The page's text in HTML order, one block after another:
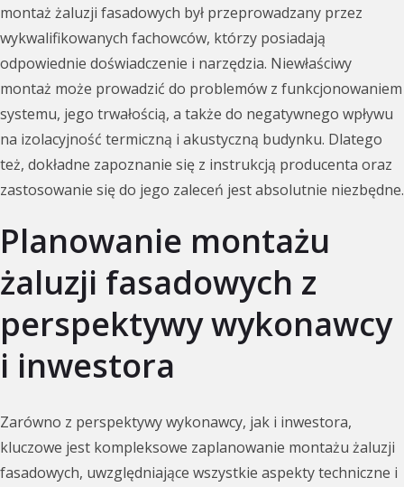
montaż żaluzji fasadowych był przeprowadzany przez
wykwalifikowanych fachowców, którzy posiadają
odpowiednie doświadczenie i narzędzia. Niewłaściwy
montaż może prowadzić do problemów z funkcjonowaniem
systemu, jego trwałością, a także do negatywnego wpływu
na izolacyjność termiczną i akustyczną budynku. Dlatego
też, dokładne zapoznanie się z instrukcją producenta oraz
zastosowanie się do jego zaleceń jest absolutnie niezbędne.
Planowanie montażu
żaluzji fasadowych z
perspektywy wykonawcy
i inwestora
Zarówno z perspektywy wykonawcy, jak i inwestora,
kluczowe jest kompleksowe zaplanowanie montażu żaluzji
fasadowych, uwzględniające wszystkie aspekty techniczne i